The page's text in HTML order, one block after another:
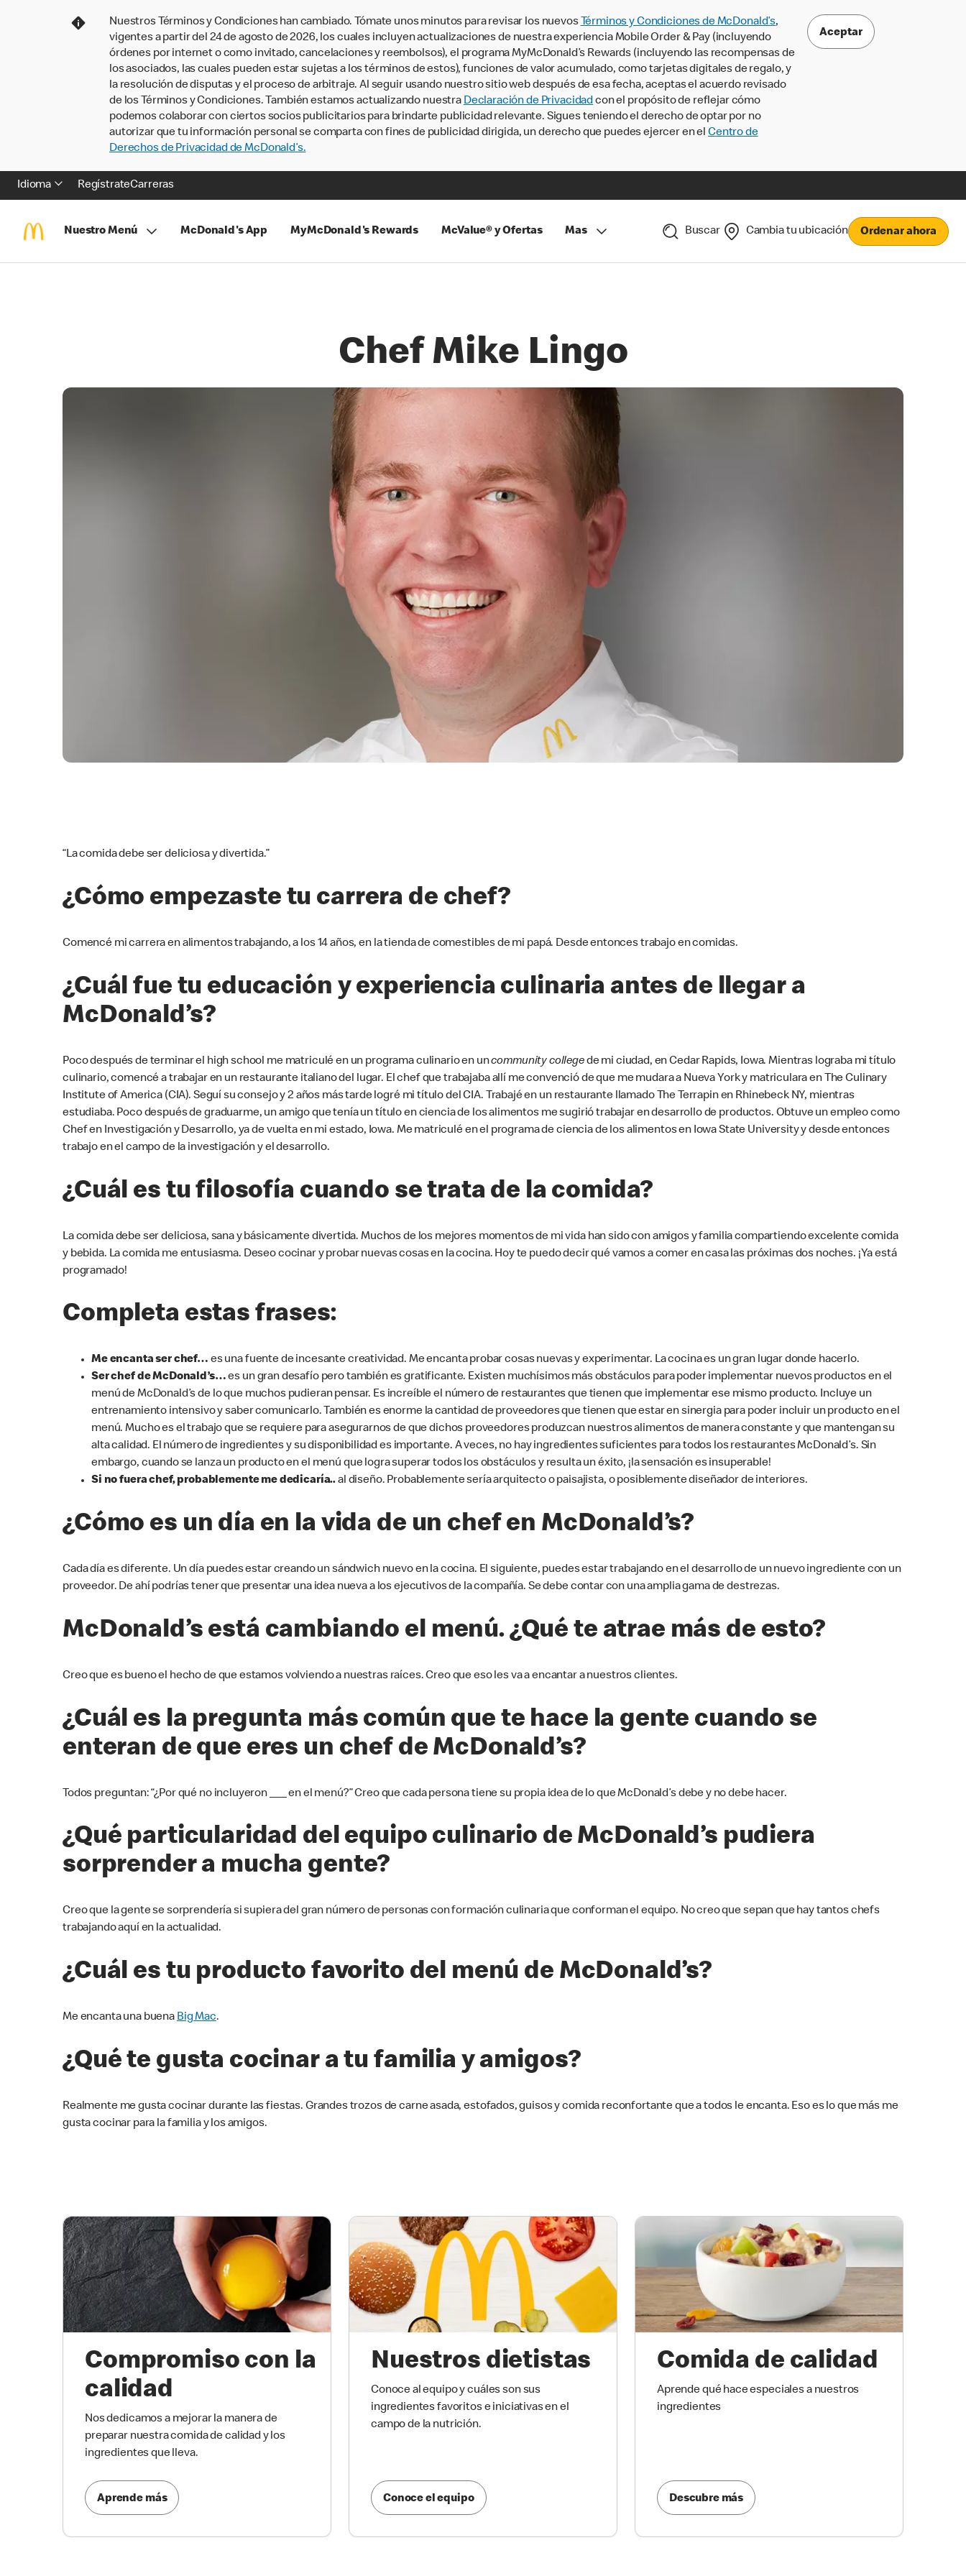
Nuestros Términos y Condiciones han cambiado. Tómate unos minutos para revisar los nuevos Términos y Condiciones de McDonald’s,
vigentes a partir del 24 de agosto de 2026, los cuales incluyen actualizaciones de nuestra experiencia Mobile Order & Pay (incluyendo
órdenes por internet o como invitado, cancelaciones y reembolsos), el programa MyMcDonald’s Rewards (incluyendo las recompensas de
los asociados, las cuales pueden estar sujetas a los términos de estos), funciones de valor acumulado, como tarjetas digitales de regalo, y
la resolución de disputas y el proceso de arbitraje. Al seguir usando nuestro sitio web después de esa fecha, aceptas el acuerdo revisado
de los Términos y Condiciones. También estamos actualizando nuestra Declaración de Privacidadcon el propósito de reflejar cómo
podemos colaborar con ciertos socios publicitarios para brindarte publicidad relevante. Sigues teniendo el derecho de optar por no
autorizar que tu información personal se comparta con fines de publicidad dirigida, un derecho que puedes ejercer en el Centro de
Derechos de Privacidad de McDonald’s.
Aceptar
Idioma RegístrateCarreras
Nuestro Menú McDonald's App MyMcDonald's Rewards McValue® y Ofertas Mas Buscar Cambia tu ubicación Ordenar ahora
Chef Mike Lingo
“La comida debe ser deliciosa y divertida.”
¿Cómo empezaste tu carrera de chef?
Comencé mi carrera en alimentos trabajando, a los 14 años, en la tienda de comestibles de mi papá. Desde entonces trabajo en comidas.
¿Cuál fue tu educación y experiencia culinaria antes de llegar a
McDonald’s?
Poco después de terminar el high school me matriculé en un programa culinario en uncommunity collegede mi ciudad, en Cedar Rapids, Iowa. Mientras lograba mi título
culinario, comencé a trabajar en un restaurante italiano del lugar. El chef que trabajaba allí me convenció de que me mudara a Nueva York y matriculara en The Culinary
Institute of America (CIA). Seguí su consejo y 2 años más tarde logré mi título del CIA. Trabajé en un restaurante llamado The Terrapin en Rhinebeck NY, mientras
estudiaba. Poco después de graduarme, un amigo que tenía un título en ciencia de los alimentos me sugirió trabajar en desarrollo de productos. Obtuve un empleo como
Chef en Investigación y Desarrollo, ya de vuelta en mi estado, Iowa. Me matriculé en el programa de ciencia de los alimentos en Iowa State University y desde entonces
trabajo en el campo de la investigación y el desarrollo.
¿Cuál es tu filosofía cuando se trata de la comida?
La comida debe ser deliciosa, sana y básicamente divertida. Muchos de los mejores momentos de mi vida han sido con amigos y familia compartiendo excelente comida
y bebida. La comida me entusiasma. Deseo cocinar y probar nuevas cosas en la cocina. Hoy te puedo decir qué vamos a comer en casa las próximas dos noches. ¡Ya está
programado!
Completa estas frases:
Me encanta ser chef… es una fuente de incesante creatividad. Me encanta probar cosas nuevas y experimentar. La cocina es un gran lugar donde hacerlo.
Ser chef de McDonald’s…es un gran desafío pero también es gratificante. Existen muchísimos más obstáculos para poder implementar nuevos productos en el
menú de McDonald’s de lo que muchos pudieran pensar. Es increíble el número de restaurantes que tienen que implementar ese mismo producto. Incluye un
entrenamiento intensivo y saber comunicarlo. También es enorme la cantidad de proveedores que tienen que estar en sinergia para poder incluir un producto en el
menú. Mucho es el trabajo que se requiere para asegurarnos de que dichos proveedores produzcan nuestros alimentos de manera constante y que mantengan su
alta calidad. El número de ingredientes y su disponibilidad es importante. A veces, no hay ingredientes suficientes para todos los restaurantes McDonald’s. Sin
embargo, cuando se lanza un producto en el menú que logra superar todos los obstáculos y resulta un éxito, ¡la sensación es insuperable!
Si no fuera chef, probablemente me dedicaría..al diseño. Probablemente sería arquitecto o paisajista, o posiblemente diseñador de interiores.
¿Cómo es un día en la vida de un chef en McDonald’s?
Cada día es diferente. Un día puedes estar creando un sándwich nuevo en la cocina. El siguiente, puedes estar trabajando en el desarrollo de un nuevo ingrediente con un
proveedor. De ahí podrías tener que presentar una idea nueva a los ejecutivos de la compañía. Se debe contar con una amplia gama de destrezas.
McDonald’s está cambiando el menú. ¿Qué te atrae más de esto?
Creo que es bueno el hecho de que estamos volviendo a nuestras raíces. Creo que eso les va a encantar a nuestros clientes.
¿Cuál es la pregunta más común que te hace la gente cuando se
enteran de que eres un chef de McDonald’s?
Todos preguntan: “¿Por qué no incluyeron ___ en el menú?” Creo que cada persona tiene su propia idea de lo que McDonald’s debe y no debe hacer.
¿Qué particularidad del equipo culinario de McDonald’s pudiera
sorprender a mucha gente?
Creo que la gente se sorprendería si supiera del gran número de personas con formación culinaria que conforman el equipo. No creo que sepan que hay tantos chefs
trabajando aquí en la actualidad.
¿Cuál es tu producto favorito del menú de McDonald’s?
Me encanta una buena Big Mac.
¿Qué te gusta cocinar a tu familia y amigos?
Realmente me gusta cocinar durante las fiestas. Grandes trozos de carne asada, estofados, guisos y comida reconfortante que a todos le encanta. Eso es lo que más me
gusta cocinar para la familia y los amigos.
Compromiso con la
calidad
Nos dedicamos a mejorar la manera de
preparar nuestra comida de calidad y los
ingredientes que lleva.
Aprende más
Nuestros dietistas
Conoce al equipo y cuáles son sus
ingredientes favoritos e iniciativas en el
campo de la nutrición.
Conoce el equipo
Comida de calidad
Aprende qué hace especiales a nuestros
ingredientes
Descubre más